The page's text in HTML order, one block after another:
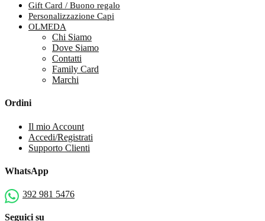
Gift Card / Buono regalo
Personalizzazione Capi
OLMEDA
Chi Siamo
Dove Siamo
Contatti
Family Card
Marchi
Ordini
Il mio Account
Accedi/Registrati
Supporto Clienti
WhatsApp
392 981 5476
Seguici su